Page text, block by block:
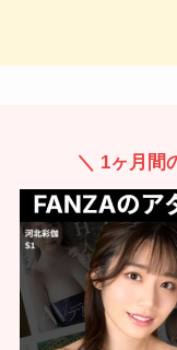
＼ 1ヶ月間